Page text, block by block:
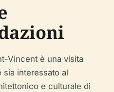
Vincent è una visita
interessato al
e culturale di